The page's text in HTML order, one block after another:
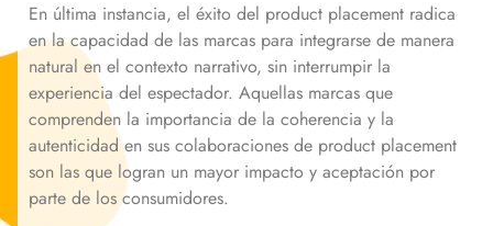
En última instancia, el éxito del product placement radica
en la capacidad de las marcas para integrarse de manera
natural en el contexto narrativo, sin interrumpir la
experiencia del espectador. Aquellas marcas que
comprenden la importancia de la coherencia y la
autenticidad en sus colaboraciones de product placement
son las que logran un mayor impacto y aceptación por
parte de los consumidores.